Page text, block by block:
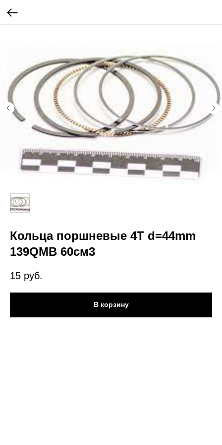
Кольца поршневые 4T d=44mm
139QMB 60см3
15 руб.
В корзину